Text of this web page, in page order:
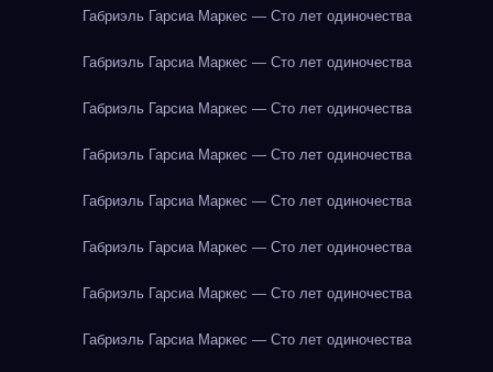
Габриэль Гарсиа Маркес — Сто лет одиночества
Габриэль Гарсиа Маркес — Сто лет одиночества
Габриэль Гарсиа Маркес — Сто лет одиночества
Габриэль Гарсиа Маркес — Сто лет одиночества
Габриэль Гарсиа Маркес — Сто лет одиночества
Габриэль Гарсиа Маркес — Сто лет одиночества
Габриэль Гарсиа Маркес — Сто лет одиночества
Габриэль Гарсиа Маркес — Сто лет одиночества